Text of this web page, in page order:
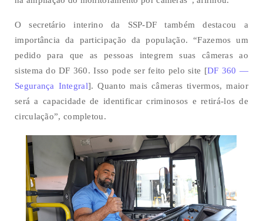
O secretário interino da SSP-DF também destacou a
importância da participação da população. “Fazemos um
pedido para que as pessoas integrem suas câmeras ao
sistema do DF 360. Isso pode ser feito pelo site [DF 360 —
Segurança Integral]. Quanto mais câmeras tivermos, maior
será a capacidade de identificar criminosos e retirá-los de
circulação”, completou.